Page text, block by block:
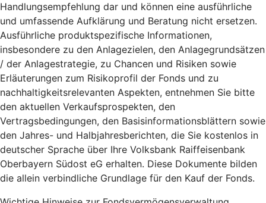
Handlungsempfehlung dar und können eine ausführliche
und umfassende Aufklärung und Beratung nicht ersetzen.
Ausführliche produktspezifische Informationen,
insbesondere zu den Anlagezielen, den Anlagegrundsätzen
/ der Anlagestrategie, zu Chancen und Risiken sowie
Erläuterungen zum Risikoprofil der Fonds und zu
nachhaltigkeitsrelevanten Aspekten, entnehmen Sie bitte
den aktuellen Verkaufsprospekten, den
Vertragsbedingungen, den Basisinformationsblättern sowie
den Jahres- und Halbjahresberichten, die Sie kostenlos in
deutscher Sprache über Ihre Volksbank Raiffeisenbank
Oberbayern Südost eG erhalten. Diese Dokumente bilden
die allein verbindliche Grundlage für den Kauf der Fonds.